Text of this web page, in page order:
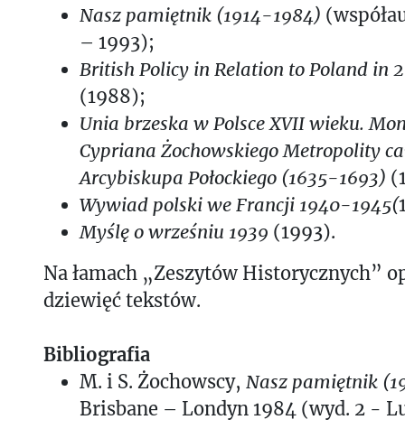
Nasz pamiętnik (1914-1984)
– 1993);
British Policy in Relation to Poland in
(1988);
Unia brzeska w Polsce XVII wieku.
Cypriana Żochowskiego Metropolity
Arcybiskupa Połockiego (1635-1693)
Wywiad polski we Francji 1940-1945(
Myślę o wrześniu 1939 (1993).
Na łamach „Zeszytów Historycznych”
dziewięć tekstów.
Bibliografia
M. i S. Żochowscy, Nasz pamiętnik
Brisbane – Londyn 1984 (wyd. 2 -